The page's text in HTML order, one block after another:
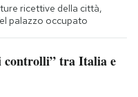
ricettive della città,
palazzo occupato
controlli” tra Italia e